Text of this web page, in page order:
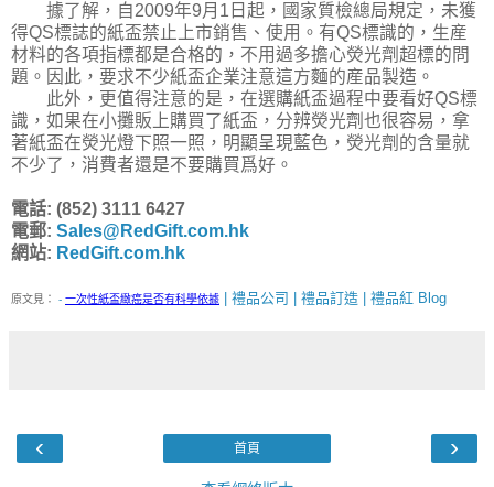
據了解，自2009年9月1日起，國家質檢總局規定，未獲
得QS標誌的紙盃禁止上市銷售、使用。有QS標識的，生産
材料的各項指標都是合格的，不用過多擔心熒光劑超標的問
題。因此，要求不少紙盃企業注意這方麵的産品製造。
此外，更值得注意的是，在選購紙盃過程中要看好QS標
識，如果在小攤販上購買了紙盃，分辨熒光劑也很容易，拿
著紙盃在熒光燈下照一照，明顯呈現藍色，熒光劑的含量就
不少了，消費者還是不要購買爲好。
電話: (852) 3111 6427
電郵: Sales@RedGift.com.hk
網站: RedGift.com.hk
原文見： - 一次性紙盃緻癌是否有科學依據 | 禮品公司 | 禮品訂造 | 禮品紅 Blog
‹ ›
首頁